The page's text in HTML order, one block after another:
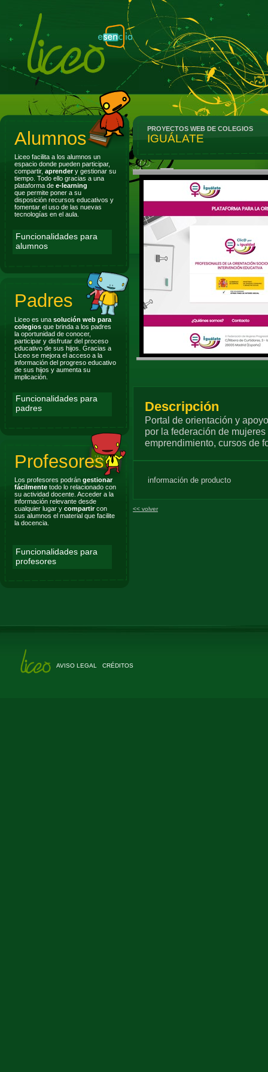
Aplicacion web para Gestion
de Colegios y centros
educativos
Alumnos
Liceo facilita a los alumnos un
espacio donde pueden participar,
compartir, aprendery gestionar su
tiempo. Todo ello gracias a una
plataforma de e-learning
que permite poner a su
disposición recursos educativos y
fomentar el uso de las nuevas
tecnologías en el aula.
Funcionalidades para
alumnos
Padres
Liceo es una solución web para
colegios que brinda a los padres
la oportunidad de conocer,
participar y disfrutar del proceso
educativo de sus hijos. Gracias a
Liceo se mejora el acceso a la
información del progreso educativo
de sus hijos y aumenta su
implicación.
Funcionalidades para
padres
Profesores
Los profesores podrán gestionar
fácilmente todo lo relacionado con
su actividad docente. Acceder a la
información relevante desde
cualquier lugar y compartircon
sus alumnos el material que facilite
la docencia.
Funcionalidades para
profesores
PROYECTOS WEB DE COLEGIOS
IGUÁLATE
Descripción
Portal de orientación y
por la federación de
emprendimiento, cursos de
información de producto
<< volver
AVISO LEGAL CRÉDITOS